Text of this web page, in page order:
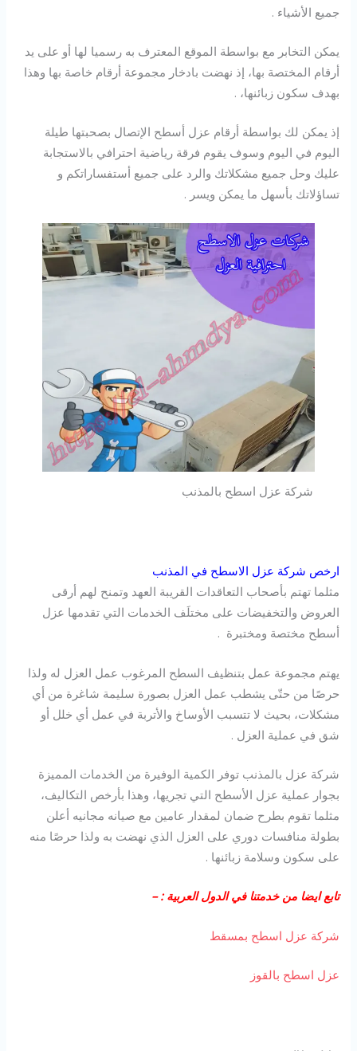
جميع الأشياء .
يمكن التخابر مع بواسطة الموقع المعترف به رسميا لها أو على يد
أرقام المختصة بها، إذ نهضت بادخار مجموعة أرقام خاصة بها وهذا
بهدف سكون زبائنها، .
إذ يمكن لك بواسطة أرقام عزل أسطح الإتصال بصحبتها طيلة
اليوم في اليوم وسوف يقوم فرقة رياضية احترافي بالاستجابة
عليك وحل جميع مشكلاتك والرد على جميع أستفساراتكم و
تساؤلاتك بأسهل ما يمكن ويسر .
شركة عزل اسطح بالمذنب
ارخص شركة عزل الاسطح في المذنب
مثلما تهتم بأصحاب التعاقدات القريبة العهد وتمنح لهم أرقى
العروض والتخفيضات على مختلَف الخدمات التي تقدمها عزل
أسطح مختصة ومختبرة .
يهتم مجموعة عمل بتنظيف السطح المرغوب عمل العزل له ولذا
حرصًا من حتّى يشطب عمل العزل بصورة سليمة شاغرة من أي
مشكلات، بحيث لا تتسبب الأوساخ والأتربة في عمل أي خلل أو
شق في عملية العزل .
شركة عزل بالمذنب توفر الكمية الوفيرة من الخدمات المميزة
بجوار عملية عزل الأسطح التي تجريها، وهذا بأرخص التكاليف،
مثلما تقوم بطرح ضمان لمقدار عامين مع صيانه مجانيه أعلن
بطولة منافسات دوري على العزل الذي نهضت به ولذا حرصًا منه
على سكون وسلامة زبائنها .
تابع ايضا من خدمتنا في الدول العربية : –
شركة عزل اسطح بمسقط
عزل اسطح بالقوز